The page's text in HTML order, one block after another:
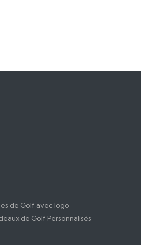
de Golf avec logo
de Golf Personnalisés